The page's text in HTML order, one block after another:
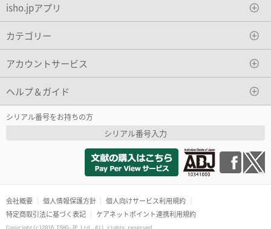
isho.jpアプリ
カテゴリー
アカウントサービス
ヘルプ＆ガイド
シリアル番号をお持ちの方
シリアル番号入力
会社概要 個人情報保護方針
個人向けサービス利用規約
特定商取引法に基づく表記
ケアネットポイント連携利用規約